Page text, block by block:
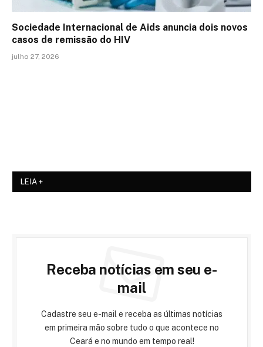
Sociedade Internacional de Aids anuncia dois novos
casos de remissão do HIV
julho 27, 2026
LEIA +
Receba notícias em seu e-
mail
Cadastre seu e-mail e receba as últimas notícias
em primeira mão sobre tudo o que acontece no
Ceará e no mundo em tempo real!